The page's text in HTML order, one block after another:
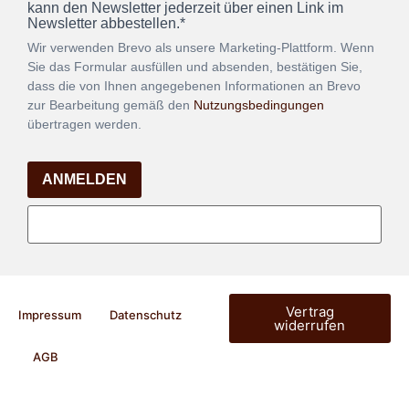
kann den Newsletter jederzeit über einen Link im
Newsletter abbestellen.*
Wir verwenden Brevo als unsere Marketing-Plattform. Wenn
Sie das Formular ausfüllen und absenden, bestätigen Sie,
dass die von Ihnen angegebenen Informationen an Brevo
zur Bearbeitung gemäß den Nutzungsbedingungen
übertragen werden.
ANMELDEN
Impressum Datenschutz
AGB
Vertrag
widerrufen